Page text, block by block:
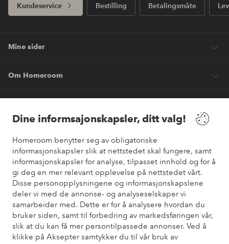
Dine informsajonskapsler, ditt valg!
Homeroom benytter seg av obligatoriske
informasjonskapsler slik at nettstedet skal fungere, samt
informasjonskapsler for analyse, tilpasset innhold og for å
gi deg en mer relevant opplevelse på nettstedet vårt.
Disse personopplysningene og informasjonskapslene
deler vi med de annonse- og analyseselskaper vi
samarbeider med. Dette er for å analysere hvordan du
bruker siden, samt til forbedring av markedsføringen vår,
slik at du kan få mer persontilpassede annonser. Ved å
klikke på Aksepter samtykker du til vår bruk av
Kundeservice Bestilling Betalingsmåte
Mine sider
Om Homeroom
Venner
Sikre betalinger
Vil du vite mer om våre betalingsalternativer?
elpy